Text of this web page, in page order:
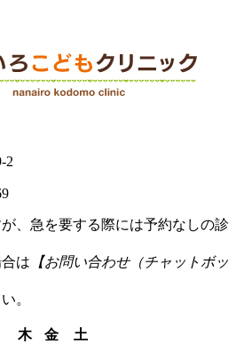
2
、急を要する際には予約なしの診
は 【お問い合わせ（チャットボッ
。
木 金
土